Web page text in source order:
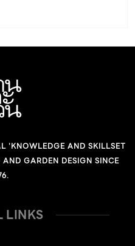
'KNOWLEDGE AND SKILLSET
GARDEN DESIGN SINCE
LINKS